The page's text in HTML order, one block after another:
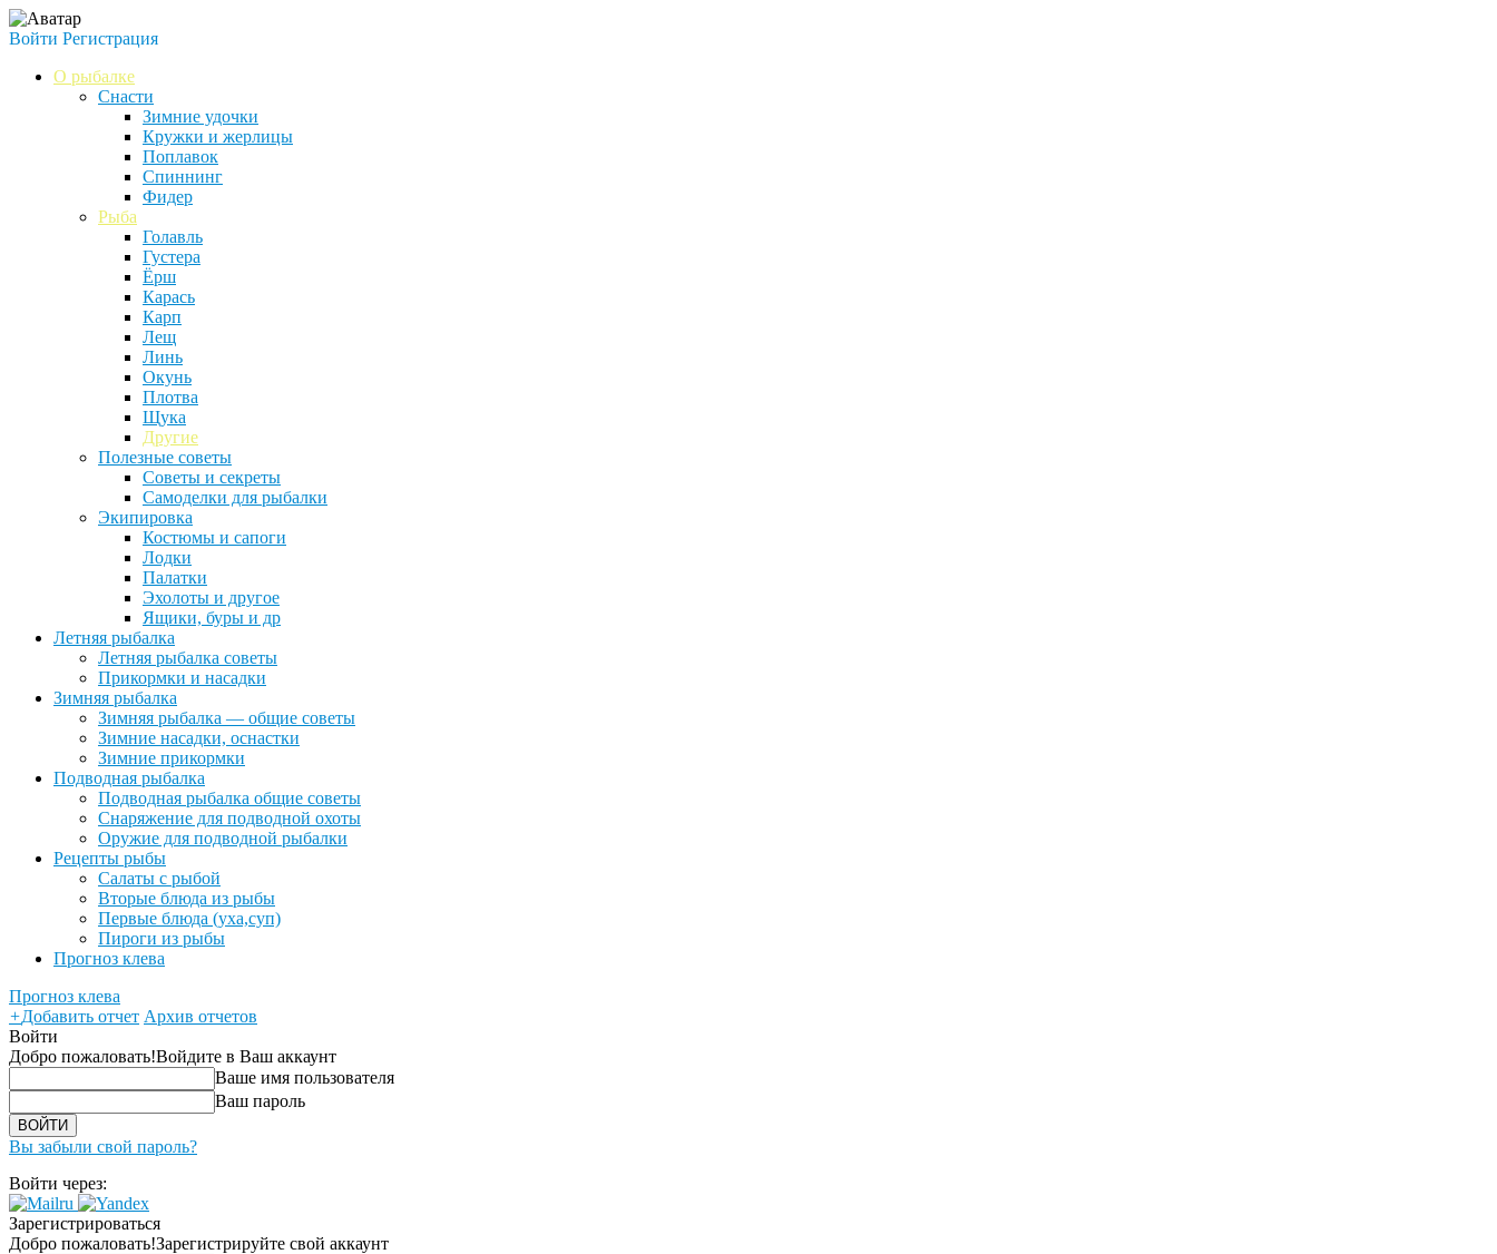
Войти Регистрация
О рыбалке
Снасти
Зимние удочки
Кружки и жерлицы
Поплавок
Спиннинг
Фидер
Рыба
Голавль
Густера
Ёрш
Карась
Карп
Лещ
Линь
Окунь
Плотва
Щука
Другие
Полезные советы
Советы и секреты
Самоделки для рыбалки
Экипировка
Костюмы и сапоги
Лодки
Палатки
Эхолоты и другое
Ящики, буры и др
Летняя рыбалка
Летняя рыбалка советы
Прикормки и насадки
Зимняя рыбалка
Зимняя рыбалка — общие советы
Зимние насадки, оснастки
Зимние прикормки
Подводная рыбалка
Подводная рыбалка общие советы
Снаряжение для подводной охоты
Оружие для подводной рыбалки
Рецепты рыбы
Салаты с рыбой
Вторые блюда из рыбы
Первые блюда (уха,суп)
Пироги из рыбы
Прогноз клева
Прогноз клева
+Добавить отчет Архив отчетов
Войти
Добро пожаловать!Войдите в Ваш аккаунт
Ваше имя пользователя
Ваш пароль
Вы забыли свой пароль?
Войти через:
Зарегистрироваться
Добро пожаловать!Зарегистрируйте свой аккаунт